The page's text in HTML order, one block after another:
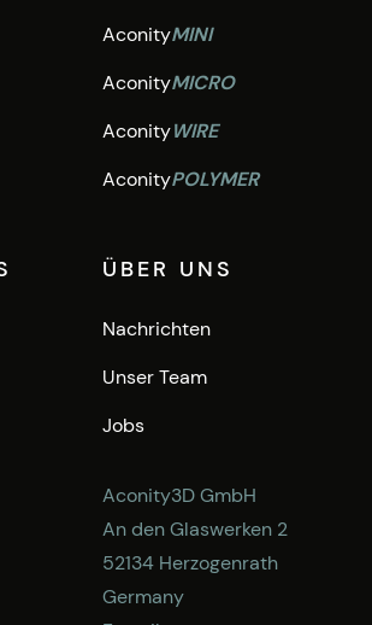
AconityMINI
AconityMICRO
AconityWIRE
AconityPOLYMER
ÜBER UNS
Nachrichten
Unser Team
Jobs
Aconity3D GmbH
An den Glaswerken 2
52134 Herzogenrath
Germany